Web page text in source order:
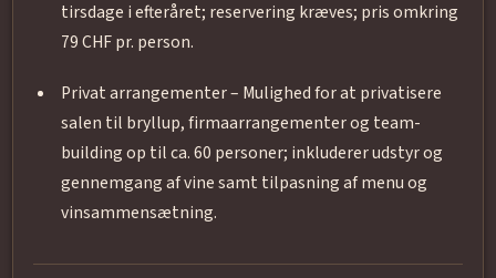
tirsdage i efteråret; reservering kræves; pris omkring
79 CHF pr. person.
Privat arrangementer – Mulighed for at privatisere
salen til bryllup, firmaarrangementer og team-
building op til ca. 60 personer; inkluderer udstyr og
gennemgang af vine samt tilpasning af menu og
vinsammensætning.